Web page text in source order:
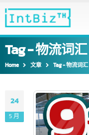
Tag - 物流词汇
Home 文章 Tag -物流词汇
24
5 月